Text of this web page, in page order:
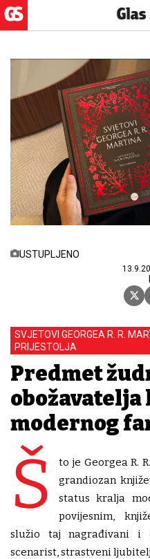
USTUPLJENO
SVJETOVI GEORGEA R. R.
PRIJESTOLJA
Predmet
modernog
Š
to je Georgea R.
grandiozan
status kralja
povijesnim,
služio taj nagrađivani i
scenarist, strastveni